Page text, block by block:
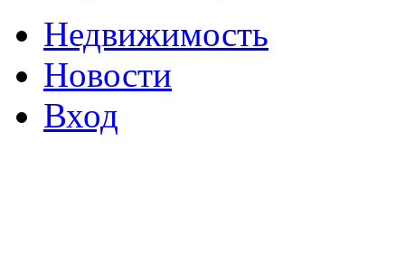
Недвижимость
Новости
Вход